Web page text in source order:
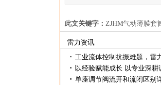
此文关键字： ZJHM气动薄膜套
雷力资讯
工业流体控制抗振难题，雷
单座调节阀流开和流闭区别